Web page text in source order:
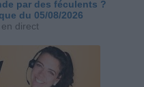
par des féculents ?
du 05/08/2026
direct